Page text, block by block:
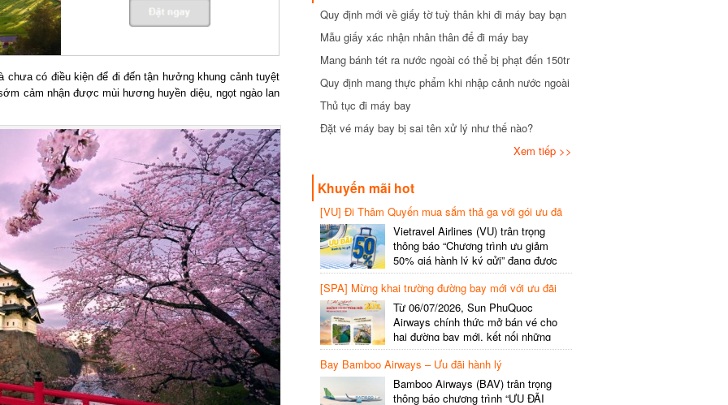
có điều kiện để đi đến tận hưởng khung cảnh tuyệt
cảm nhận được mùi hương huyền diệu, ngọt ngào lan
Quy định mới về giấy tờ tuỳ thân khi đi máy bay bạn
cần biết
Mẫu giấy xác nhận nhân thân để đi máy bay
Mang bánh tét ra nước ngoài có thể bị phạt đến 150tr
Quy định mang thực phẩm khi nhập cảnh nước ngoài
Thủ tục đi máy bay
Đặt vé máy bay bị sai tên xử lý như thế nào?
Xem tiếp >>
Khuyến mãi hot
[VU] Đi Thâm Quyến mua sắm thả ga với gói ưu đã
giảm 50% phí gói cướcVietravel Airlines (VU) trân trọng
thông báo “Chương trình ưu giảm
50% giá hành lý ký gửi” đang được
triển khai cho đường bay quốc tế mới
kết nối từ TP. Hồ Chí Minh
(SGN) đi Thâm Quyến – Trung Quốc
(SZX), chi tiết như sau: LỊCH BAY
CHI TIẾT Đường bay SHCB Giờ khởi
hành Giờ đến Tần suất…
[SPA] Mừng khai trường đường bay mới với ưu đãi
20%
Từ 06/07/2026, Sun PhuQuoc
Airways chính thức mở bán vé cho
hai đường bay mới, kết nối những
điểm đến giàu trải nghiệm, giúp hành
khách khám phá vẻ đẹp thiên nhiên
và văn hóa của miền Trung Việt Nam.
Thông tin đường bay mới Đường bay
Bay Bamboo Airways – Ưu đãi hành lý
Bamboo Airways (BAV) trân trọng
thông báo chương trình “ƯU ĐÃI